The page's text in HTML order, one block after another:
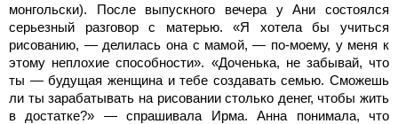
монгольски). После выпускного вечера у Ани состоялся
серьезный разговор с матерью. «Я хотела бы учиться
рисованию, — делилась она с мамой, — по-моему, у меня к
этому неплохие способности». «Доченька, не забывай, что
ты — будущая женщина и тебе создавать семью. Сможешь
ли ты зарабатывать на рисовании столько денег, чтобы жить
в достатке?» — спрашивала Ирма. Анна понимала, что